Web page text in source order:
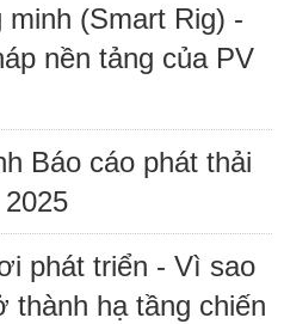
minh (Smart Rig) -
nền tảng của PV
Báo cáo phát thải
phát triển - Vì sao
thành hạ tầng chiến